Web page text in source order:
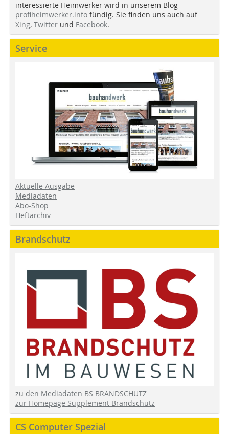
interessierte Heimwerker wird in unserem Blog
profiheimwerker.info fündig. Sie finden uns auch auf
Xing, Twitter und Facebook.
Service
Aktuelle Ausgabe
Mediadaten
Abo-Shop
Heftarchiv
Brandschutz
zu den Mediadaten BS BRANDSCHUTZ
zur Homepage Supplement Brandschutz
CS Computer Spezial